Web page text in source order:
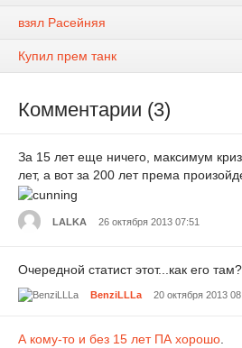
взял Расейняя
Купил прем танк
Комментарии (3)
За 15 лет еще ничего, максимум
лет, а вот за 200 лет према
LALKA 26 октября 2013 07:51
Очередной статист этот...как его там?
BenziLLLa 20 октября 2013
А кому-то и без 15 лет ПА хорошо.